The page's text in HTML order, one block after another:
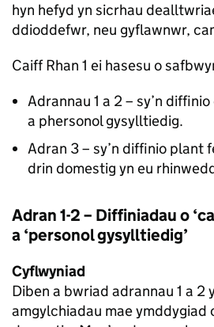
hyn hefyd yn sicrhau
ddioddefwr, neu gyflawnwr,
Caiff Rhan 1 ei hasesu o
Adrannau 1 a 2 – sy’n
a phersonol gysylltiedig.
Adran 3 – sy’n diffinio plant
drin domestig yn eu
Adran 1-2 – Diffiniadau o
a ‘personol gysylltiedig’
Cyflwyniad
Diben a bwriad adrannau 1 a 2
amgylchiadau mae ymddygiad